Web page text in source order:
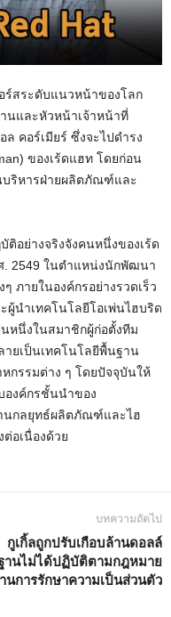
ร์สระดับแนวหน้าของโลก
นและหัวหน้าเจ้าหน้าที่
คอร์เมียร์ ซึ่งจะไปดำรง
ของเร้ดแฮท โดยก่อน
บริหารฝ่ายผลิตภัณฑ์และ
อย่างจริงจังคนหนึ่งของเร้ด
. 2549 ในตำแหน่งนักพัฒนา
ภายในองค์กรอย่างรวดเร็ว
นำเทคโนโลยีโอเพ่นไฮบริด
หนึ่งในสมาชิกผู้ก่อตั้งทีม
ายเป็นเทคโนโลยีพื้นฐาน
กรรมต่าง ๆ โดยปัจจุบันให้
องค์กรชั้นนำของ
นกลยุทธ์ผลิตภัณฑ์และไฮ
อเนื่องด้วย
บทความถัดไป
กูเกิ้ลถูกปรับเกือบล้านดอลล์
านไม่ได้ปฏิบัติตามกฎหมาย
นการรักษาความเป็นส่วนตัว